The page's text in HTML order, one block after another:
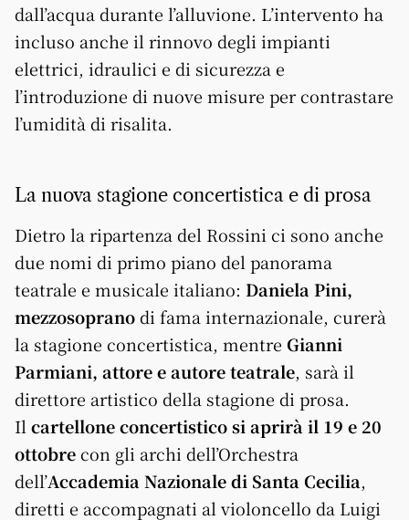
dall’acqua durante l’alluvione. L’intervento ha
incluso anche il rinnovo degli impianti
elettrici, idraulici e di sicurezza e
l’introduzione di nuove misure per contrastare
l’umidità di risalita.
La nuova stagione concertistica e di prosa
Dietro la ripartenza del Rossini ci sono anche
due nomi di primo piano del panorama
teatrale e musicale italiano: Daniela Pini,
mezzosopranodi fama internazionale, curerà
la stagione concertistica, mentre Gianni
Parmiani, attore e autore teatrale, sarà il
direttore artistico della stagione di prosa.
Il cartellone concertistico si aprirà il 19 e 20
ottobrecon gli archi dell’Orchestra
dell’Accademia Nazionale di Santa Cecilia,
diretti e accompagnati al violoncello da Luigi